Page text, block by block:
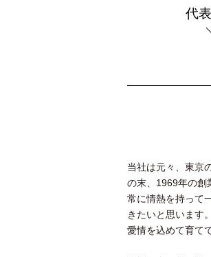
代
当社は元々、東京
の末、1969年の創
常に情熱を持って
きたいと思います。
愛情を込めて育て